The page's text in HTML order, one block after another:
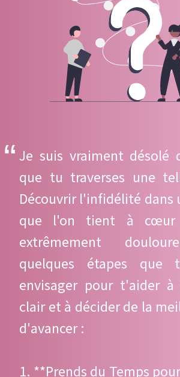
Je suis vraiment désolé
que tu traverses une
Découvrir l'infidélité dans
que l'on tient à cœur
extrêmement
quelques étapes que
envisager pour t'aider
clair et à décider de la
d'avancer :
1. **Prends du Temps